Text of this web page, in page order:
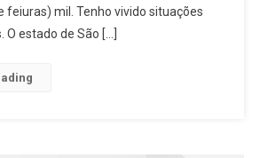
É?
feiuras) mil. Tenho vivido situações
estado de São […]